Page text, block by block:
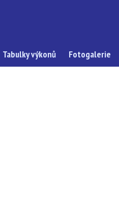
Tabulky výkonů Fotogalerie